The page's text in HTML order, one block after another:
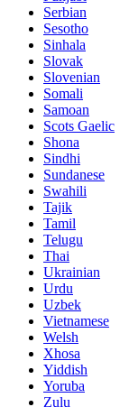
Serbian
Sesotho
Sinhala
Slovak
Slovenian
Somali
Samoan
Scots Gaelic
Shona
Sindhi
Sundanese
Swahili
Tajik
Tamil
Telugu
Thai
Ukrainian
Urdu
Uzbek
Vietnamese
Welsh
Xhosa
Yiddish
Yoruba
Zulu